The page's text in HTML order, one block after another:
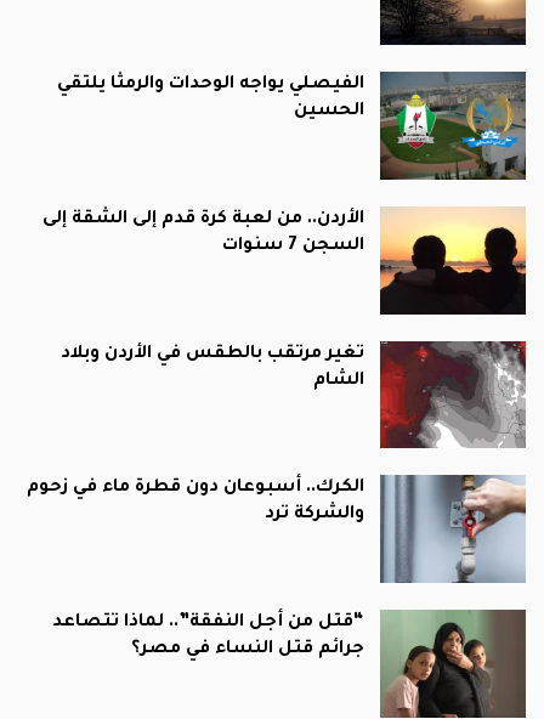
الفيصلي يواجه الوحدات والرمثا يلتقي
الحسين
الأردن.. من لعبة كرة قدم إلى الشقة إلى
السجن 7 سنوات
تغير مرتقب بالطقس في الأردن وبلاد
الشام
الكرك.. أسبوعان دون قطرة ماء في زحوم
والشركة ترد
“قتل من أجل النفقة”.. لماذا تتصاعد
جرائم قتل النساء في مصر؟